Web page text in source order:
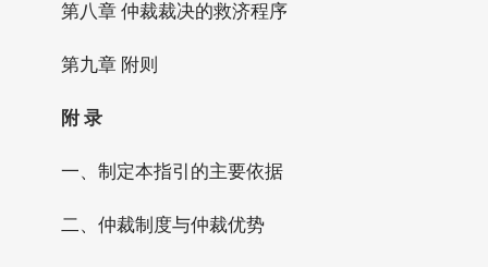
第八章 仲裁裁决的救济程序
第九章 附则
附 录
一、制定本指引的主要依据
二、仲裁制度与仲裁优势